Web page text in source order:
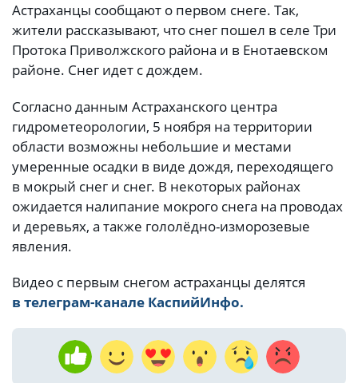
Астраханцы сообщают о первом снеге. Так,
жители рассказывают, что снег пошел в селе Три
Протока Приволжского района и в Енотаевском
районе. Снег идет с дождем.
Согласно данным Астраханского центра
гидрометеорологии, 5 ноября на территории
области возможны небольшие и местами
умеренные осадки в виде дождя, переходящего
в мокрый снег и снег. В некоторых районах
ожидается налипание мокрого снега на проводах
и деревьях, а также гололёдно-изморозевые
явления.
Видео с первым снегом астраханцы делятся
в телеграм-канале КаспийИнфо.